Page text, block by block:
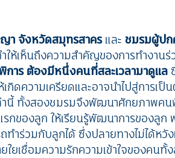
จังหวัดสมุทรสาครและ ชมรมผู้ป
ให้เห็นถึงความสำคัญของการทำงาน
การ ต้องมีหนึ่งคนที่สละเวลามาดูแล
กิดความเครียดและอาจนำไปสู่การเ
านี้ ทั้งสองชมรมจึงพัฒนาศักยภาพคน
ของลูก ให้เรียนรู้พัฒนาการของลูก
ร่วมกับลูกได้ ซึ่งปลายทางไม่ได้หวัง
ใยเชื่อมความรักความเข้าใจของคนทั้